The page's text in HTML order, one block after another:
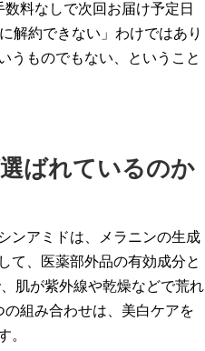
料なしで次回お届け予定日
解約できない」わけではあり
うものでもない、ということ
ばれているのか
ンアミドは、メラニンの生成
て、医薬部外品の有効成分と
肌が紫外線や乾燥などで荒れ
組み合わせは、美白ケアを
。